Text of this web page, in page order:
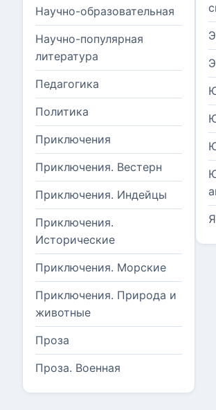
Научно-образовательная
Научно-популярная
литература
Педагогика
Политика
Приключения
Приключения. Вестерн
Приключения. Индейцы
Приключения.
Исторические
Приключения. Морские
Приключения. Природа и
животные
Проза
Проза. Военная